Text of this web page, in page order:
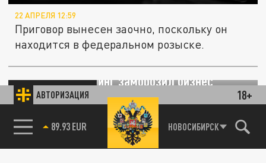
АВТОРИЗАЦИЯ 18+
85.64 BRENT НОВОСИБИРСК
22 АПРЕЛЯ 12:59
Приговор вынесен заочно, поскольку он
находится в федеральном розыске.
Росфинмониторинг заморозил бизнес
иноагента-вымогателя из Челябинска
ПРОИСШЕСТВИЯ
21 АПРЕЛЯ 10:00
Евгения Кротенко*, объявленного в розыск